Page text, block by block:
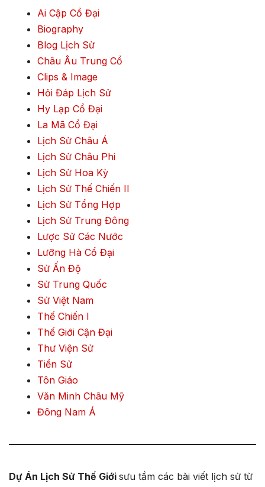
Ai Cập Cổ Đại
Biography
Blog Lịch Sử
Châu Âu Trung Cổ
Clips & Image
Hỏi Đáp Lịch Sử
Hy Lạp Cổ Đại
La Mã Cổ Đại
Lịch Sử Châu Á
Lịch Sử Châu Phi
Lịch Sử Hoa Kỳ
Lịch Sử Thế Chiến II
Lịch Sử Tổng Hợp
Lịch Sử Trung Đông
Lược Sử Các Nước
Lưỡng Hà Cổ Đại
Sử Ấn Độ
Sử Trung Quốc
Sử Việt Nam
Thế Chiến I
Thế Giới Cận Đại
Thư Viện Sử
Tiền Sử
Tôn Giáo
Văn Minh Châu Mỹ
Đông Nam Á
Dự Án Lịch Sử Thế Giới sưu tầm các bài viết lịch sử từ